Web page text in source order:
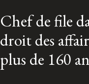
Chef de file
droit des
plus de 160